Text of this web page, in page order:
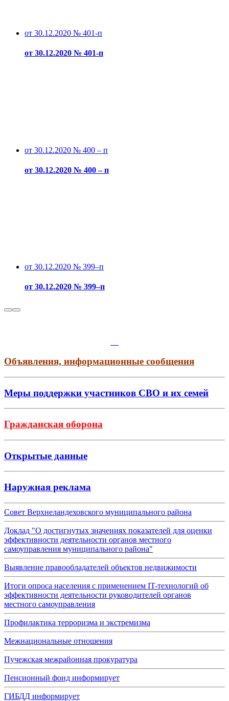
от 30.12.2020 № 401-п
от 30.12.2020 № 401-п
от 30.12.2020 № 400 – п
от 30.12.2020 № 400 – п
от 30.12.2020 № 399–п
от 30.12.2020 № 399–п
Объявления, информационные сообщения
Меры поддержки участников СВО и их семей
Гражданская оборона
Открытые данные
Наружная реклама
Совет Верхнеландеховского муниципального района
Доклад "О достигнутых значениях показателей для оценки
эффективности деятельности органов местного
самоуправления муниципального района"
Выявление правообладателей объектов недвижимости
Итоги опроса населения с применением IT-технологий об
эффективности деятельности руководителей органов
местного самоуправления
Профилактика терроризма и экстремизма
Межнациональные отношения
Пучежская межрайонная прокуратура
Пенсионный фонд информирует
ГИБДД информирует